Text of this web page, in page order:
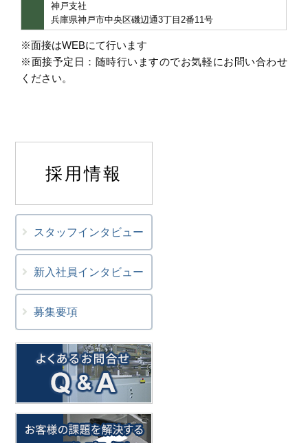
神戸支社
兵庫県神戸市中央区磯辺通3丁目2番11号
※面接はWEBにて行います
※面接予定日：随時行いますのでお気軽にお問い合わせ
ください。
採用情報
スタッフインタビュー
新入社員インタビュー
募集要項